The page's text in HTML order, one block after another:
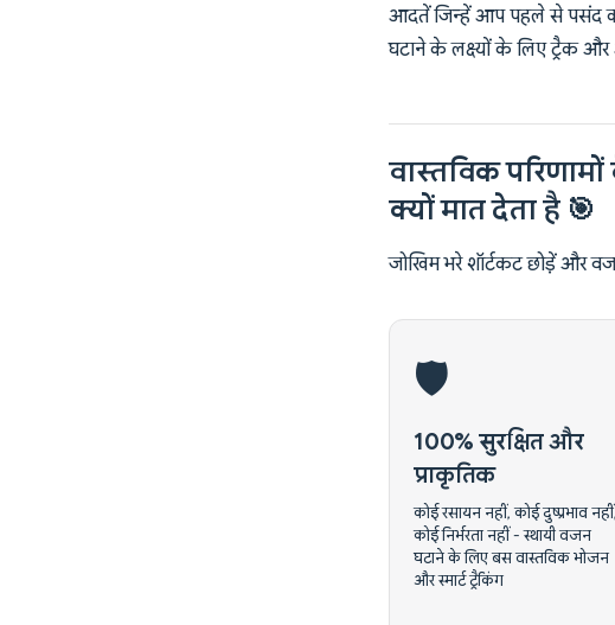
आदतें जिन्हें आप पहले से पसंद
घटाने के लक्ष्यों के लिए ट्रैक
वास्तविक
क्यों मात देता है 🎯
जोखिम भरे शॉर्टकट छोड़ें और
🛡️
100% सुरक्षित और
प्राकृतिक
कोई रसायन नहीं, कोई दुष्प्रभाव नहीं,
कोई निर्भरता नहीं - स्थायी वजन
घटाने के लिए बस वास्तविक भोजन
और स्मार्ट ट्रैकिंग